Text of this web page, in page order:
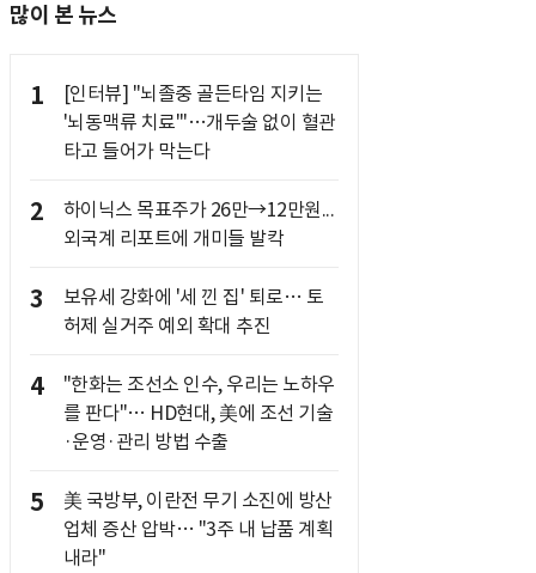
많이 본 뉴스
1
[인터뷰] "뇌졸중 골든타임 지키는
'뇌동맥류 치료'"…개두술 없이 혈관
타고 들어가 막는다
2
하이닉스 목표주가 26만→12만원...
외국계 리포트에 개미들 발칵
3
보유세 강화에 '세 낀 집' 퇴로… 토
허제 실거주 예외 확대 추진
4
"한화는 조선소 인수, 우리는 노하우
를 판다"… HD현대, 美에 조선 기술
·운영·관리 방법 수출
5
美 국방부, 이란전 무기 소진에 방산
업체 증산 압박… "3주 내 납품 계획
내라"